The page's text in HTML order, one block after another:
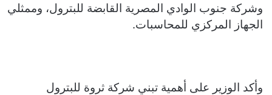
وشركة جنوب الوادي المصرية القابضة للبترول، وممثلي
الجهاز المركزي للمحاسبات.
وأكد الوزير على أهمية تبني شركة ثروة للبترول